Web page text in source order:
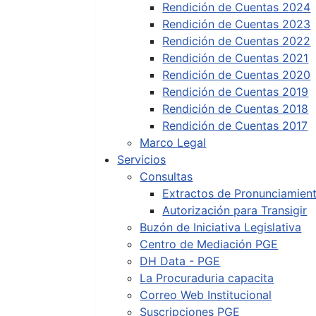
Rendición de Cuentas 2024
Rendición de Cuentas 2023
Rendición de Cuentas 2022
Rendición de Cuentas 2021
Rendición de Cuentas 2020
Rendición de Cuentas 2019
Rendición de Cuentas 2018
Rendición de Cuentas 2017
Marco Legal
Servicios
Consultas
Extractos de
Autorización para Transigir
Buzón de Iniciativa Legislativa
Centro de Mediación PGE
DH Data - PGE
La Procuraduria capacita
Correo Web Institucional
Suscripciones PGE